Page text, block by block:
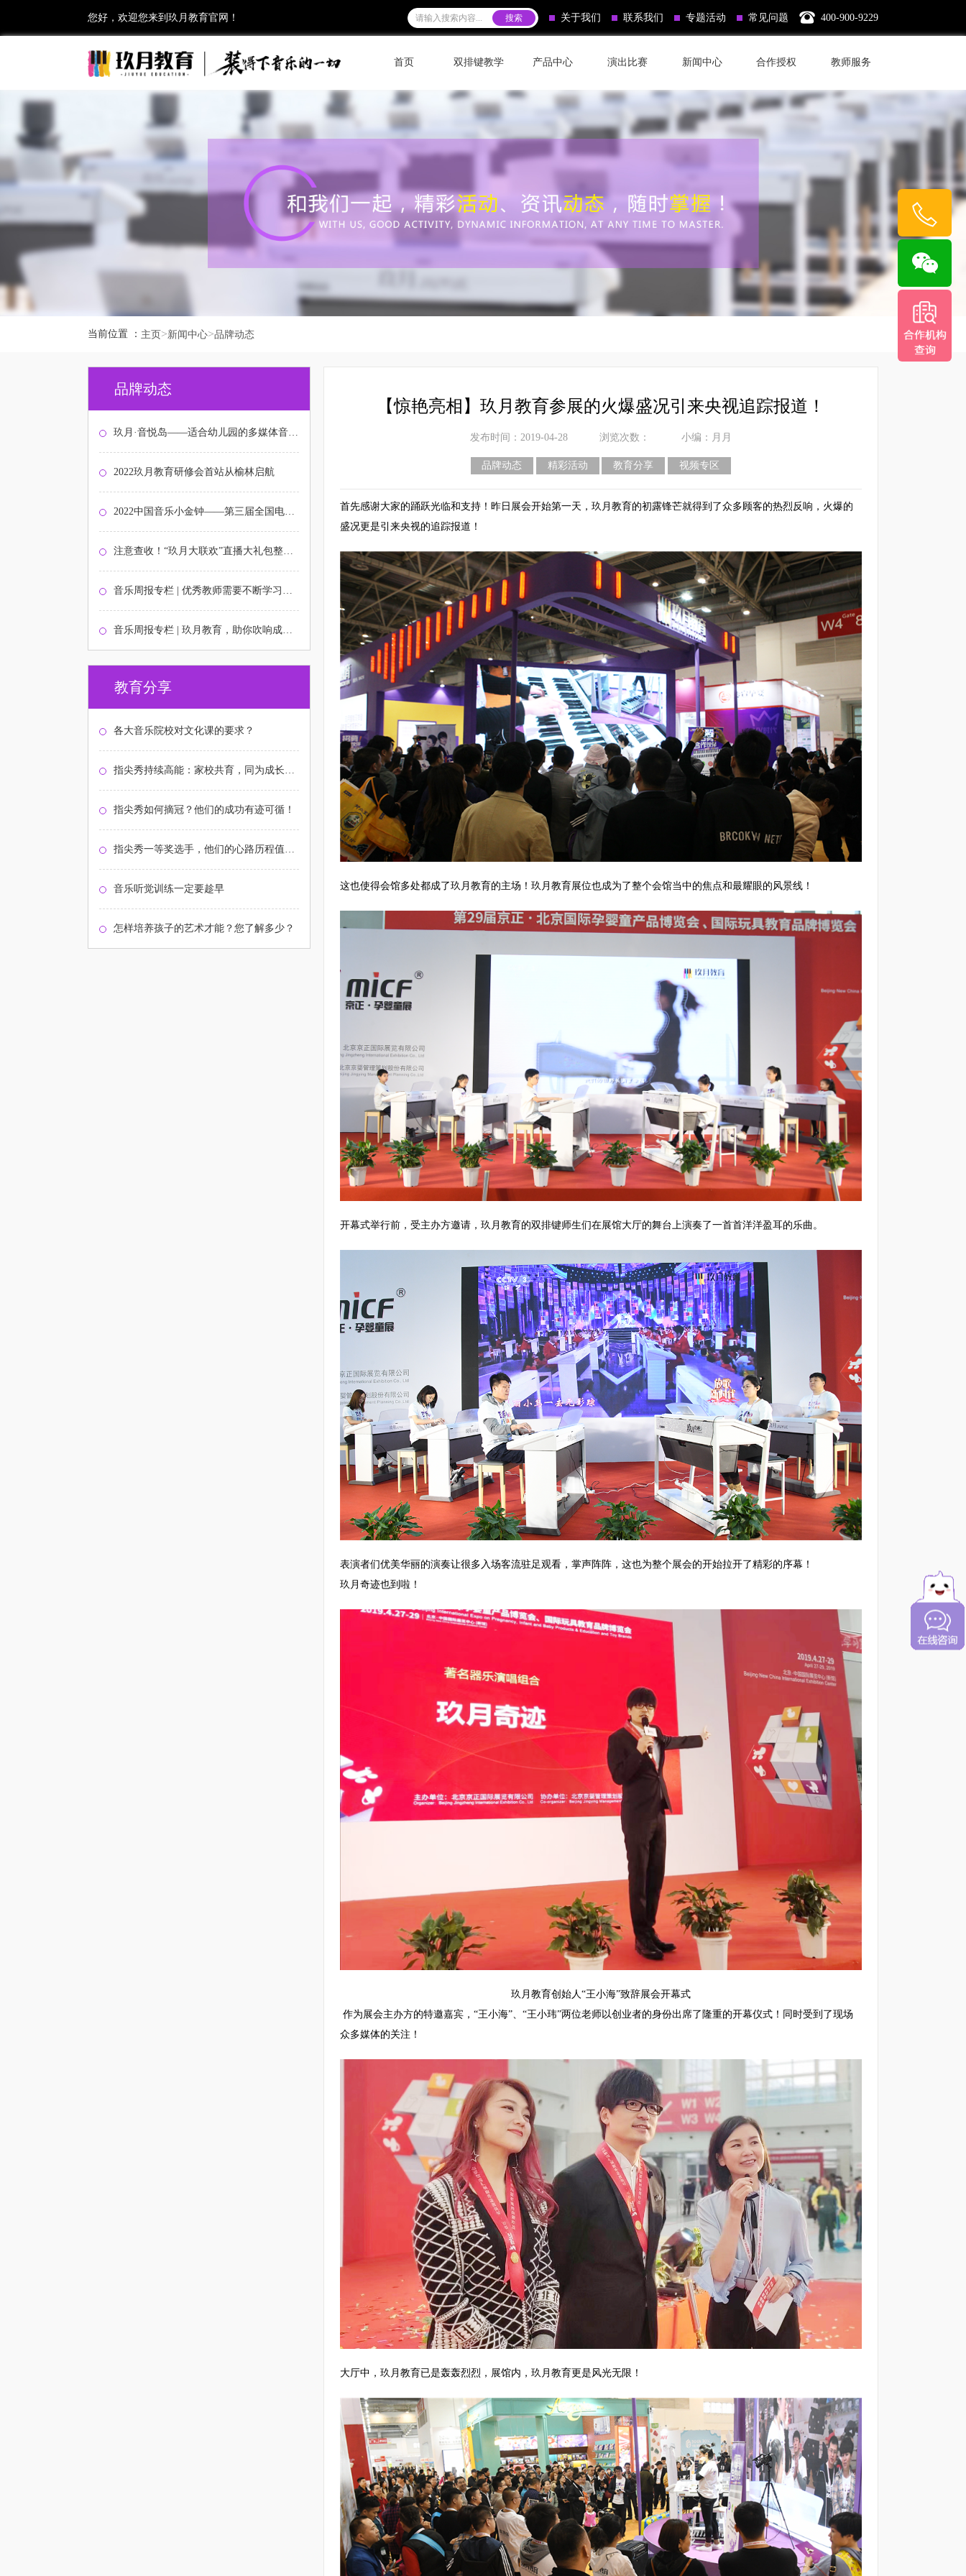
您好，欢迎您来到玖月教育官网！ 关于我们 联系我们 专题活动 常见问题 400-900-9229
首页 双排键教学 产品中心 演出比赛 新闻中心 合作授权 教师服务
当前位置 ： 主页>新闻中心>品牌动态
品牌动态
玖月·音悦岛——适合幼儿园的多媒体音乐启蒙课程
2022玖月教育研修会首站从榆林启航
2022中国音乐小金钟——第三届全国电子键盘展演北京选拔赛圆满结束
注意查收！“玖月大联欢”直播大礼包整装待发！
音乐周报专栏 | 优秀教师需要不断学习与打磨
音乐周报专栏 | 玖月教育，助你吹响成功的号角
教育分享
各大音乐院校对文化课的要求？
指尖秀持续高能：家校共育，同为成长护航！
指尖秀如何摘冠？他们的成功有迹可循！
指尖秀一等奖选手，他们的心路历程值得关注
音乐听觉训练一定要趁早
怎样培养孩子的艺术才能？您了解多少？
【惊艳亮相】玖月教育参展的火爆盛况引来央视追踪报道！
发布时间：2019-04-28 浏览次数： 小编：月月
品牌动态 精彩活动 教育分享 视频专区
首先感谢大家的踊跃光临和支持！昨日展会开始第一天，玖月教育的初露锋芒就得到了众多顾客的热烈反响，火爆的
盛况更是引来央视的追踪报道！
这也使得会馆多处都成了玖月教育的主场！玖月教育展位也成为了整个会馆当中的焦点和最耀眼的风景线！
开幕式举行前，受主办方邀请，玖月教育的双排键师生们在展馆大厅的舞台上演奏了一首首洋洋盈耳的乐曲。
表演者们优美华丽的演奏让很多入场客流驻足观看，掌声阵阵，这也为整个展会的开始拉开了精彩的序幕！
玖月奇迹也到啦！
玖月教育创始人 “王小海”致辞展会开幕式
作为展会主办方的特邀嘉宾， “王小海” “王小玮”两位老师以创业者的身份出席了隆重的开幕仪式！同时受到了现场
众多媒体的关注！
大厅中，玖月教育已是轰轰烈烈，展馆内，玖月教育更是风光无限！